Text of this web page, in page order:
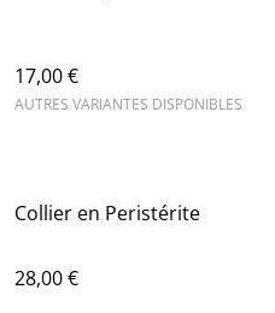
17,00 €
AUTRES VARIANTES DISPONIBLES
Collier en Peristérite
28,00 €